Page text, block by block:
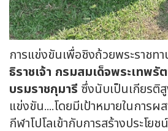
การแข่งขันเพื่อชิงถ้วยพระราชทา
ธิราชเจ้า กรมสมเด็จพระเทพรั
บรมราชกุมารี ซึ่งนับเป็นเกียรติ
แข่งขัน….โดยมีเป้าหมายในการผ
กีฬาโปโลเข้ากับการสร้างประโ